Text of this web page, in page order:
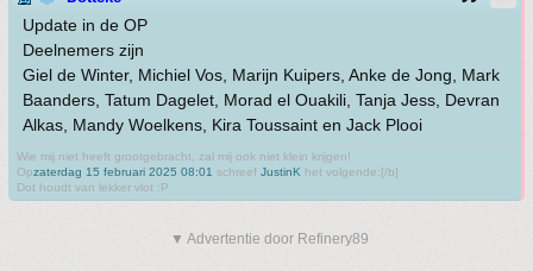
Update in de OP
Deelnemers zijn
Giel de Winter, Michiel Vos, Marijn Kuipers, Anke de Jong, Mark
Baanders, Tatum Dagelet, Morad el Ouakili, Tanja Jess, Devran
Alkas, Mandy Woelkens, Kira Toussaint en Jack Plooi
Wie mij niet heeft grootgebracht, zal mij ook niet klein krijgen!
Opzaterdag 15 februari 2025 08:01 schreef JustinK het volgende:[/b]
Dot houdt van lekker vlot :P
▼ Advertentie door Refinery89